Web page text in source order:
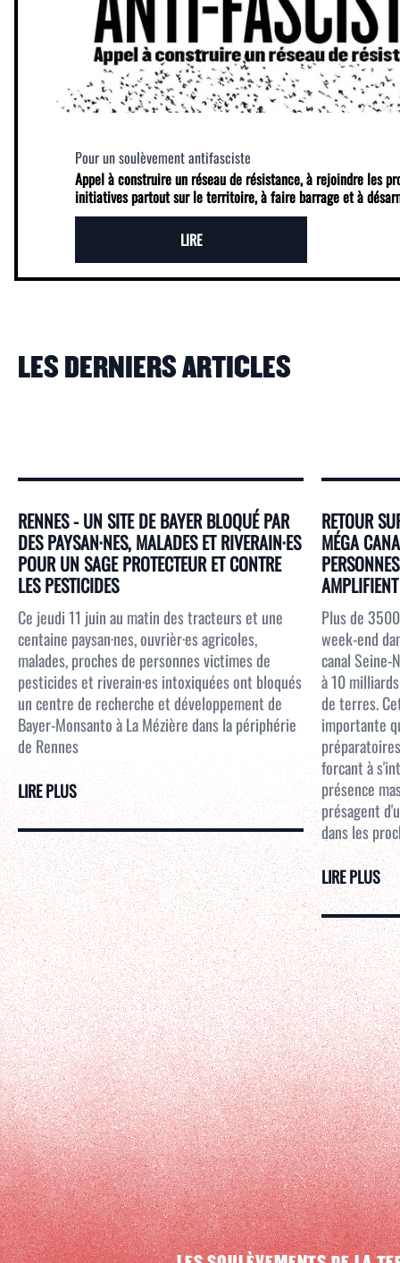
Pour un soulèvement antifasciste
Appel à construire un réseau de résistance, à rejoindre les
initiatives partout sur le territoire, à faire barrage et à
LIRE
LES DERNIERS ARTICLES
RENNES - UN SITE DE BAYER BLOQUÉ PAR
DES PAYSAN·NES, MALADES ET RIVERAIN·ES
POUR UN SAGE PROTECTEUR ET CONTRE
LES PESTICIDES
Ce jeudi 11 juin au matin des tracteurs et une
centaine paysan·nes, ouvrièr·es agricoles,
malades, proches de personnes victimes de
pesticides et riverain·es intoxiquées ont bloqués
un centre de recherche et développement de
Bayer-Monsanto à La Mézière dans la périphérie
de Rennes
LIRE PLUS
RETOUR
MÉGA
Plus de
week-end
canal Seine-
à 10
de terres.
importante
forcant à
présence
présagent
dans les
LIRE PLUS